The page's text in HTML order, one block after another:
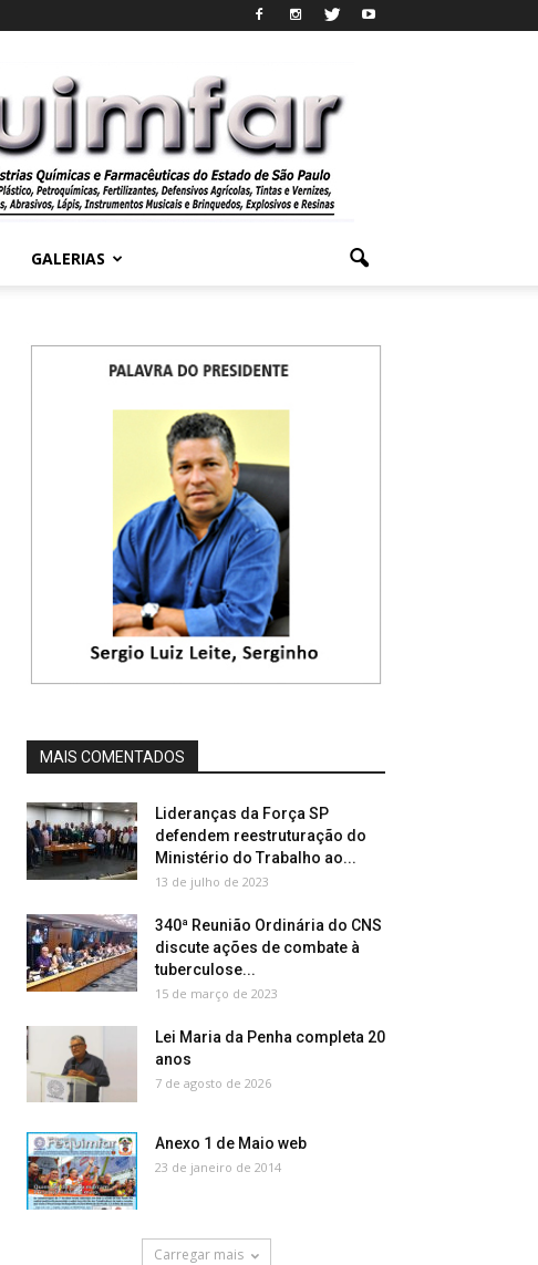
GALERIAS
MAIS COMENTADOS
Lideranças da Força SP
defendem reestruturação do
Ministério do Trabalho ao...
13 de julho de 2023
340ª Reunião Ordinária do CNS
discute ações de combate à
tuberculose...
15 de março de 2023
Lei Maria da Penha completa 20
anos
7 de agosto de 2026
Anexo 1 de Maio web
23 de janeiro de 2014
Carregar mais